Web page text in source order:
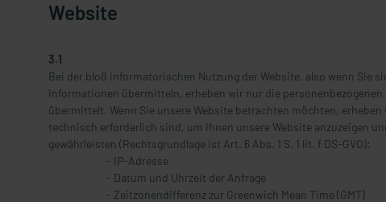
Website
3.1
Bei der bloß informatorischen Nutzung der Website, also wenn Sie
Informationen übermitteln, erheben wir nur die
übermittelt. Wenn Sie unsere Website betrachten möchten,
technisch erforderlich sind, um Ihnen unsere Website anzuzeigen
gewährleisten (Rechtsgrundlage ist Art. 6 Abs. 1 S. 1 lit. f DS-GVO):
- IP-Adresse
- Datum und Uhrzeit der Anfrage
- Zeitzonendifferenz zur Greenwich Mean Time (GMT)